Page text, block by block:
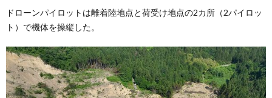
ドローンパイロットは離着陸地点と荷受け地点の2カ所（2パイロッ
ト）で機体を操縦した。